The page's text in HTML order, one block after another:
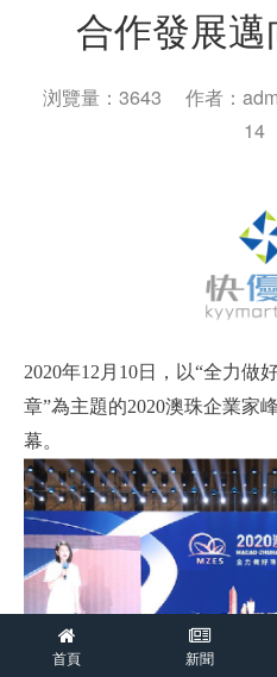
合作發展邁
浏覽量：3643 作者：
14
2020年12月10日，以“全力做
章”為主題的2020澳珠企業家
幕。
首頁 新聞